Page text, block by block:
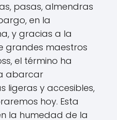
pasas, almendras
en la
y gracias a la
grandes maestros
el término ha
abarcar
ligeras y accesibles,
hoy. Esta
la humedad de la